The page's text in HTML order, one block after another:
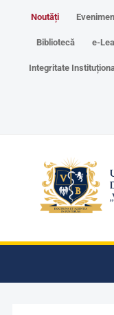
Noutăți
Bibliotecă e-
Integritate